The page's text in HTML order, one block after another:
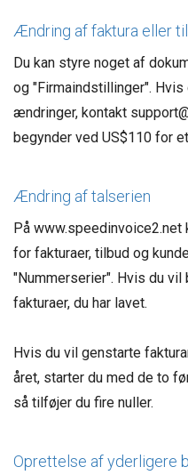
Ændring af faktura eller
Du kan styre noget af
og "Firmaindstillinger". Hvis
ændringer, kontakt
begynder ved US$110 for
Ændring af talserien
På
for fakturaer, tilbud og
"Nummerserier". Hvis du
fakturaer, du har lavet.
Hvis du vil genstarte
​​året, starter du med de to
så tilføjer du fire nuller.
Oprettelse af yderligere